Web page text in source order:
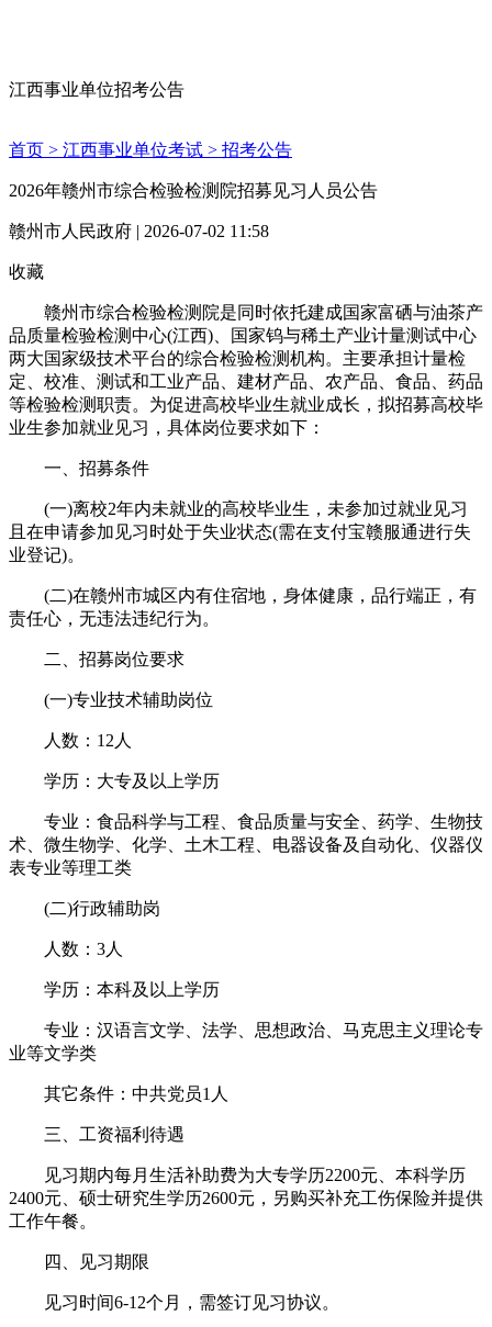
江西事业单位招考公告
首页 > 江西事业单位考试 > 招考公告
2026年赣州市综合检验检测院招募见习人员公告
赣州市人民政府 | 2026-07-02 11:58
收藏
赣州市综合检验检测院是同时依托建成国家富硒与油茶产
品质量检验检测中心(江西)、国家钨与稀土产业计量测试中心
两大国家级技术平台的综合检验检测机构。主要承担计量检
定、校准、测试和工业产品、建材产品、农产品、食品、药品
等检验检测职责。为促进高校毕业生就业成长，拟招募高校毕
业生参加就业见习，具体岗位要求如下：
一、招募条件
(一)离校2年内未就业的高校毕业生，未参加过就业见习
且在申请参加见习时处于失业状态(需在支付宝赣服通进行失
业登记)。
(二)在赣州市城区内有住宿地，身体健康，品行端正，有
责任心，无违法违纪行为。
二、招募岗位要求
(一)专业技术辅助岗位
人数：12人
学历：大专及以上学历
专业：食品科学与工程、食品质量与安全、药学、生物技
术、微生物学、化学、土木工程、电器设备及自动化、仪器仪
表专业等理工类
(二)行政辅助岗
人数：3人
学历：本科及以上学历
专业：汉语言文学、法学、思想政治、马克思主义理论专
业等文学类
其它条件：中共党员1人
三、工资福利待遇
见习期内每月生活补助费为大专学历2200元、本科学历
2400元、硕士研究生学历2600元，另购买补充工伤保险并提供
工作午餐。
四、见习期限
见习时间6-12个月，需签订见习协议。